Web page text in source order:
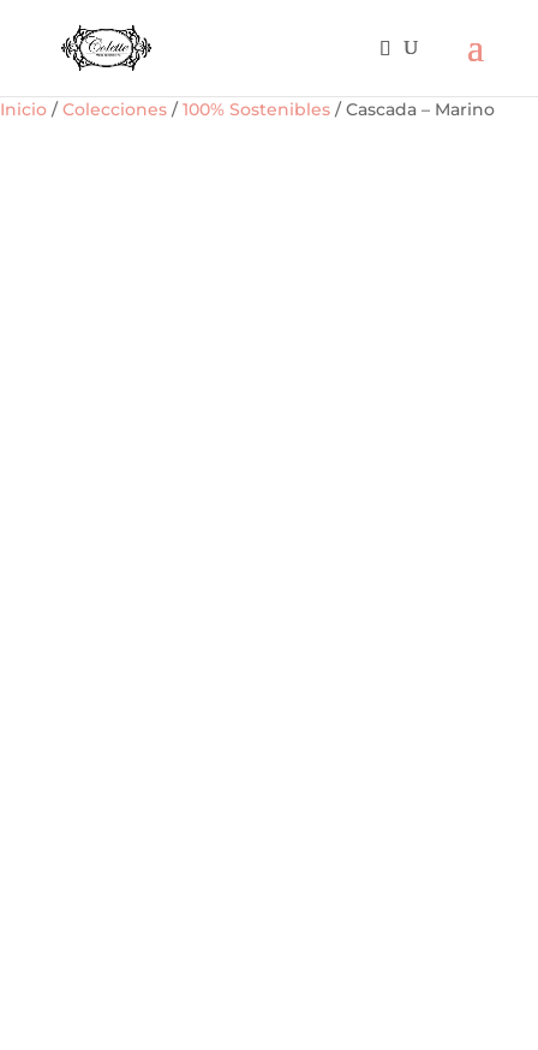
Inicio /Colecciones /100% Sostenibles / Cascada – Marino